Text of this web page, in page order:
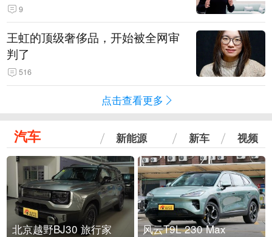
9
王虹的顶级奢侈品，开始被全网审
判了
516
点击查看更多
汽车 新能源 新车 视频
北京越野BJ30 旅行家 风云T9L 230 Max